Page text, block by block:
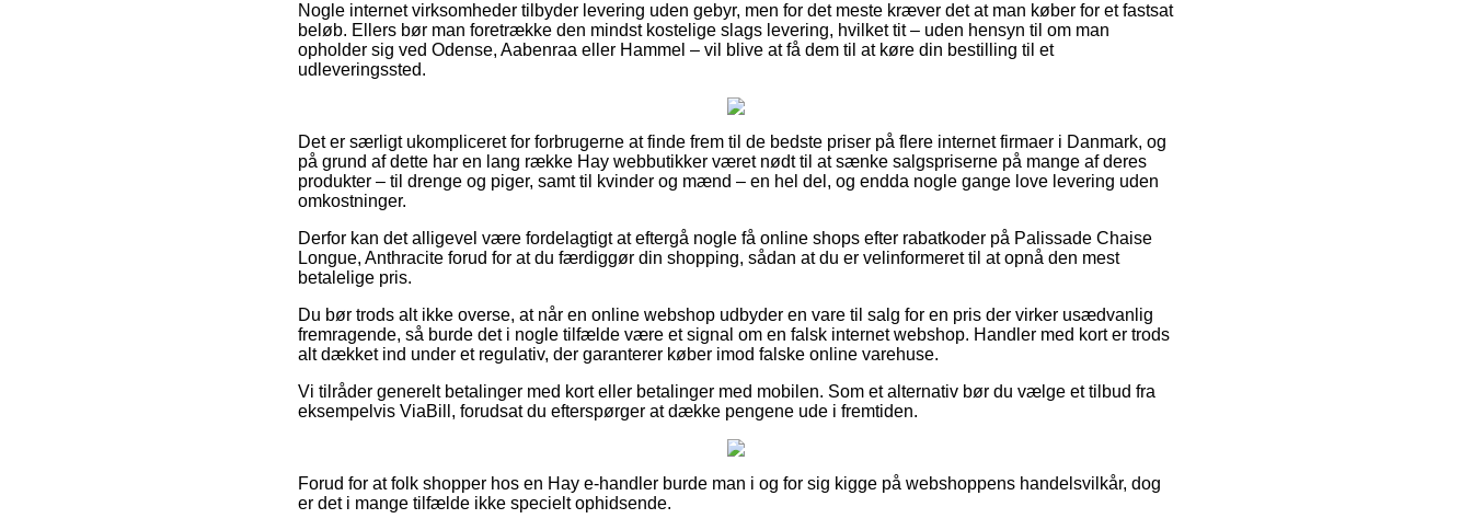
Nogle internet virksomheder tilbyder levering uden gebyr, men for det meste kræver det at man køber for et fastsat
beløb. Ellers bør man foretrække den mindst kostelige slags levering, hvilket tit – uden hensyn til om man
opholder sig ved Odense, Aabenraa eller Hammel – vil blive at få dem til at køre din bestilling til et
udleveringssted.
Det er særligt ukompliceret for forbrugerne at finde frem til de bedste priser på flere internet firmaer i Danmark, og
på grund af dette har en lang række Hay webbutikker været nødt til at sænke salgspriserne på mange af deres
produkter – til drenge og piger, samt til kvinder og mænd – en hel del, og endda nogle gange love levering uden
omkostninger.
Derfor kan det alligevel være fordelagtigt at eftergå nogle få online shops efter rabatkoder på Palissade Chaise
Longue, Anthracite forud for at du færdiggør din shopping, sådan at du er velinformeret til at opnå den mest
betalelige pris.
Du bør trods alt ikke overse, at når en online webshop udbyder en vare til salg for en pris der virker usædvanlig
fremragende, så burde det i nogle tilfælde være et signal om en falsk internet webshop. Handler med kort er trods
alt dækket ind under et regulativ, der garanterer køber imod falske online varehuse.
Vi tilråder generelt betalinger med kort eller betalinger med mobilen. Som et alternativ bør du vælge et tilbud fra
eksempelvis ViaBill, forudsat du efterspørger at dække pengene ude i fremtiden.
Forud for at folk shopper hos en Hay e-handler burde man i og for sig kigge på webshoppens handelsvilkår, dog
er det i mange tilfælde ikke specielt ophidsende.